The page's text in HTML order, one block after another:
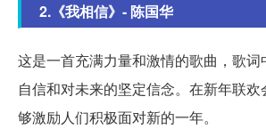
2.《我相信》- 陈国华
这是一首充满力量和激情的歌曲，歌
自信和对未来的坚定信念。在新年联
够激励人们积极面对新的一年。